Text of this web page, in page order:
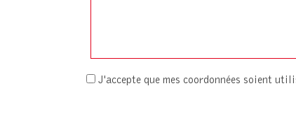
J'accepte que mes coordonnées soient